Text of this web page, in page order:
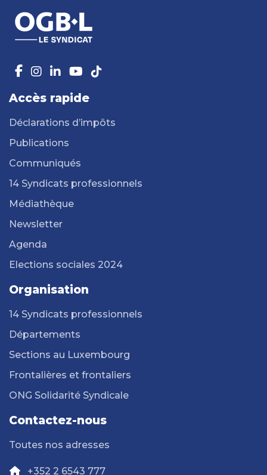
Accès rapide
Déclarations d’impôts
Publications
Communiqués
14 Syndicats professionnels
Médiathèque
Newsletter
Agenda
Elections sociales 2024
Organisation
14 Syndicats professionnels
Départements
Sections au Luxembourg
Frontalières et frontaliers
ONG Solidarité Syndicale
Contactez-nous
Toutes nos adresses
+352 2 6543 777